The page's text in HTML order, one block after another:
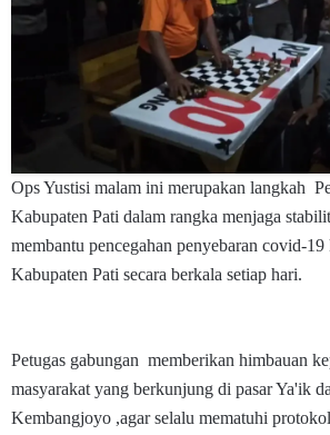
Ops Yustisi malam ini merupakan langkah
Kabupaten Pati dalam rangka menjaga
membantu pencegahan penyebaran covid-
Kabupaten Pati secara berkala setiap hari.
Petugas gabungan memberikan himbauan
masyarakat yang berkunjung di pasar Ya'ik
Kembangjoyo ,agar selalu mematuhi